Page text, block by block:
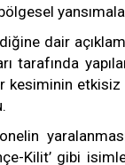
dair
tarafında
etkisiz
Kilit’ gibi